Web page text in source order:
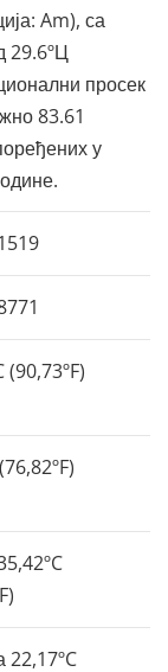
Am), са
29.6ºЦ
просек
83.61
у
(90,73ºF)
22,17ºC